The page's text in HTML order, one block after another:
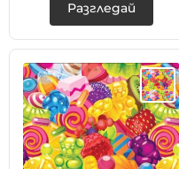
Разгледай